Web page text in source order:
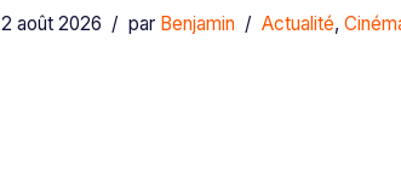
2 août 2026 par Benjamin Actualité,